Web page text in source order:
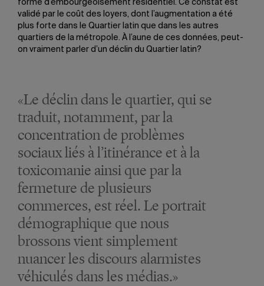
forme d’embourgeoisement résidentiel. Ce constat est
validé par le coût des loyers, dont l’augmentation a été
plus forte dans le Quartier latin que dans les autres
quartiers de la métropole. À l’aune de ces données, peut-
on vraiment parler d’un déclin du Quartier latin?
«Le déclin dans le quartier, qui se
traduit, notamment, par la
concentration de problèmes
sociaux liés à l’itinérance et à la
toxicomanie ainsi que par la
fermeture de plusieurs
commerces, est réel. Le portrait
démographique que nous
brossons vient simplement
nuancer les discours alarmistes
véhiculés dans les médias.»